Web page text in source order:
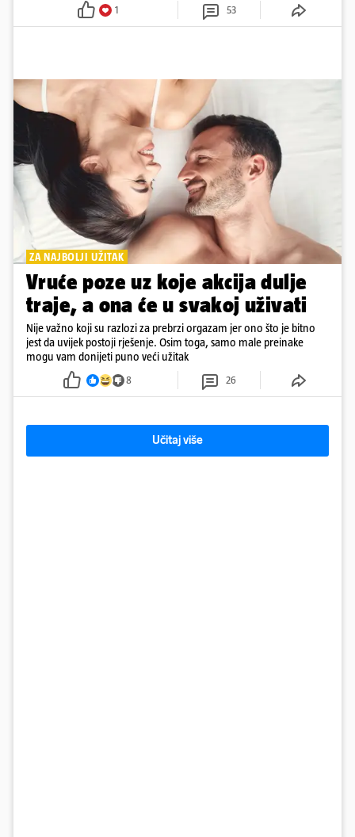
1 53
ZA NAJBOLJI UŽITAK
Vruće poze uz koje akcija dulje
traje, a ona će u svakoj uživati
Nije važno koji su razlozi za prebrzi orgazam jer ono što je bitno
jest da uvijek postoji rješenje. Osim toga, samo male preinake
mogu vam donijeti puno veći užitak
8 26
Učitaj više